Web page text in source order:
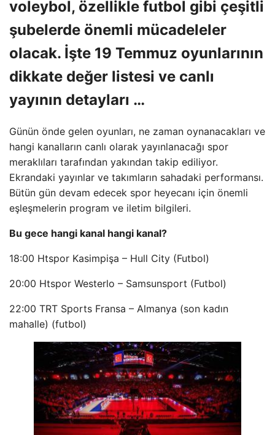
voleybol, özellikle futbol gibi çeşitli
şubelerde önemli mücadeleler
olacak. İşte 19 Temmuz oyunlarının
dikkate değer listesi ve canlı
yayının detayları …
Günün önde gelen oyunları, ne zaman oynanacakları ve
hangi kanalların canlı olarak yayınlanacağı spor
meraklıları tarafından yakından takip ediliyor.
Ekrandaki yayınlar ve takımların sahadaki performansı.
Bütün gün devam edecek spor heyecanı için önemli
eşleşmelerin program ve iletim bilgileri.
Bu gece hangi kanal hangi kanal?
18:00 Htspor Kasimpişa – Hull City (Futbol)
20:00 Htspor Westerlo – Samsunsport (Futbol)
22:00 TRT Sports Fransa – Almanya (son kadın
mahalle) (futbol)